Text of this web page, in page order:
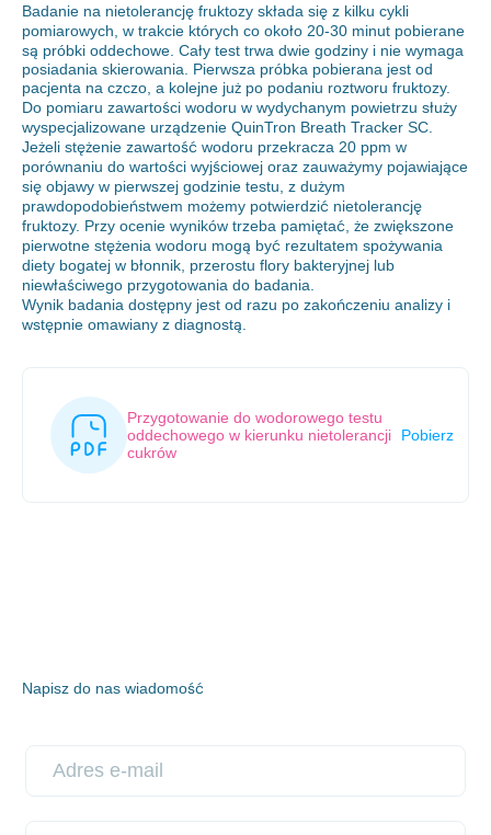
Badanie na nietolerancję fruktozy składa się z kilku cykli
pomiarowych, w trakcie których co około 20-30 minut pobierane
są próbki oddechowe. Cały test trwa dwie godziny i nie wymaga
posiadania skierowania. Pierwsza próbka pobierana jest od
pacjenta na czczo, a kolejne już po podaniu roztworu fruktozy.
Do pomiaru zawartości wodoru w wydychanym powietrzu służy
wyspecjalizowane urządzenie QuinTron Breath Tracker SC.
Jeżeli stężenie zawartość wodoru przekracza 20 ppm w
porównaniu do wartości wyjściowej oraz zauważymy pojawiające
się objawy w pierwszej godzinie testu, z dużym
prawdopodobieństwem możemy potwierdzić nietolerancję
fruktozy. Przy ocenie wyników trzeba pamiętać, że zwiększone
pierwotne stężenia wodoru mogą być rezultatem spożywania
diety bogatej w błonnik, przerostu flory bakteryjnej lub
niewłaściwego przygotowania do badania.
Wynik badania dostępny jest od razu po zakończeniu analizy i
wstępnie omawiany z diagnostą.
Przygotowanie do wodorowego testu
oddechowego w kierunku nietolerancji
cukrów
Pobierz
Napisz do nas wiadomość